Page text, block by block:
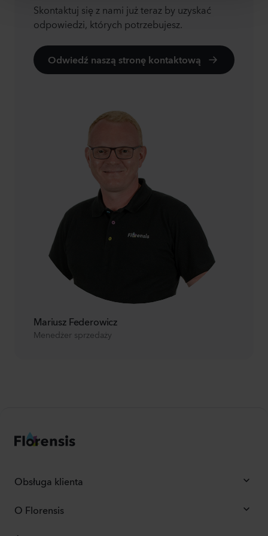
Skontaktuj się z nami już teraz by uzyskać
odpowiedzi, których potrzebujesz.
Odwiedź naszą stronę kontaktową
Mariusz Federowicz
Menedżer sprzedaży
Obsługa klienta
O Florensis